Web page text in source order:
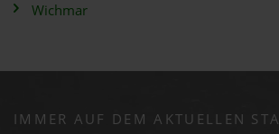
Wichmar
IMMER AUF DEM AKTUELLEN